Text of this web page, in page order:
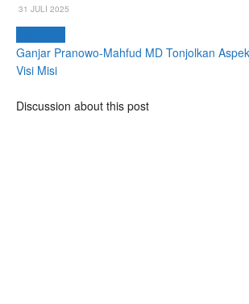
31 JULI 2025
Ganjar Pranowo-Mahfud MD Tonjolkan
Visi Misi
Discussion about this post